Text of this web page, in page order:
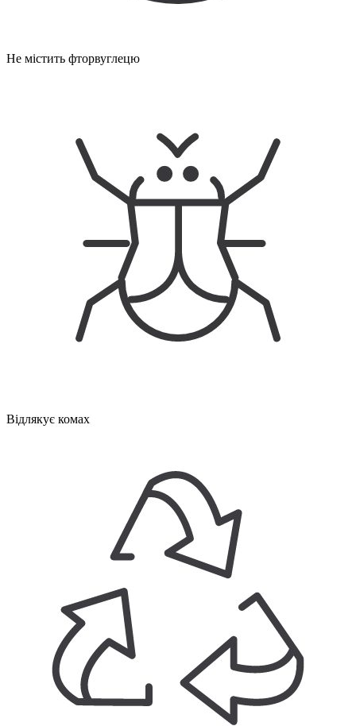
Не містить фторвуглецю
Відлякує комах